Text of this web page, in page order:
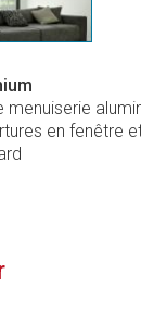
en fenêtre